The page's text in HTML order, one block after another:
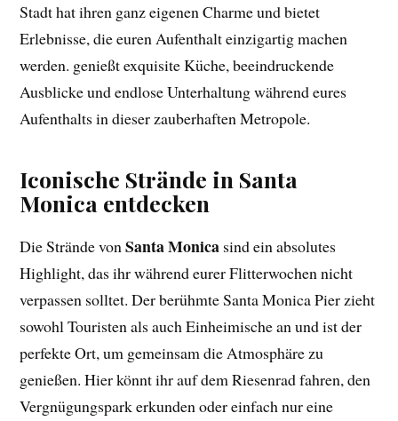
Stadt hat ihren ganz eigenen Charme und bietet
Erlebnisse, die euren Aufenthalt einzigartig machen
werden. genießt exquisite Küche, beeindruckende
Ausblicke und endlose Unterhaltung während eures
Aufenthalts in dieser zauberhaften Metropole.
Iconische Strände in Santa
Monica entdecken
Die Strände vonSanta Monica sind ein absolutes
Highlight, das ihr während eurer Flitterwochen nicht
verpassen solltet. Der berühmte Santa Monica Pier zieht
sowohl Touristen als auch Einheimische an und ist der
perfekte Ort, um gemeinsam die Atmosphäre zu
genießen. Hier könnt ihr auf dem Riesenrad fahren, den
Vergnügungspark erkunden oder einfach nur eine